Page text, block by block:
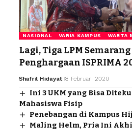
NASIONAL VARIA KAMPUS WARTA
Lagi, Tiga LPM
Penghargaan ISPRIMA
Shafril Hidayat 8 Februari 2020
Ini 3 UKM yang Bisa
Mahasiswa Fisip
Penebangan di Kampus
Maling Helm, Pria Ini